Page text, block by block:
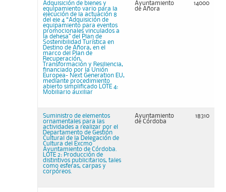
Adquisición de bienes y
equipamiento vario para la
ejecución de la actuación 8
del eje 4 “Adquisición de
equipamiento para eventos
promocionales vinculados a
la dehesa” del Plan de
Sostenibilidad Turística en
Destino de Añora, en el
marco del Plan de
Recuperación,
Transformación y Resiliencia,
financiado por la Unión
Europea- Next Generation EU,
mediante procedimiento
abierto simplificado LOTE 4:
Mobiliario auxiliar
Ayuntamiento
de Añora
14000
Suministro de elementos
ornamentales para las
actividades a realizar por el
Departamento de Gestión
Cultural de la Delegación de
Cultura del Excmo
Ayuntamiento de Córdoba.
LOTE 2: Producción de
distintivos publicitarios, tales
como esferas, carpas y
corpóreos.
Ayuntamiento
de Córdoba
18310